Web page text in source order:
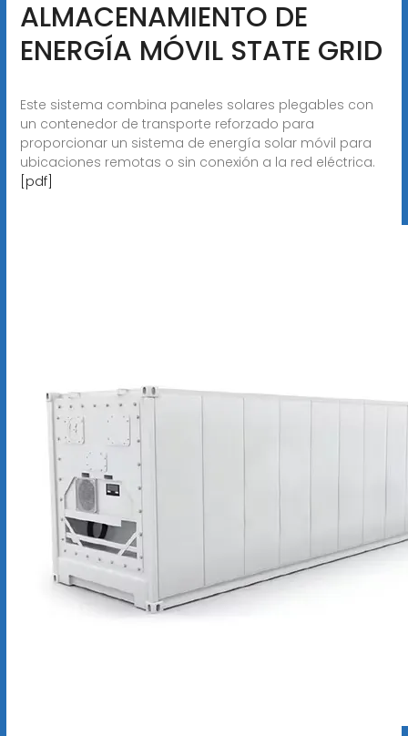
ALMACENAMIENTO DE
ENERGÍA MÓVIL STATE GRID
Este sistema combina paneles solares plegables con
un contenedor de transporte reforzado para
proporcionar un sistema de energía solar móvil para
ubicaciones remotas o sin conexión a la red eléctrica.
[pdf]